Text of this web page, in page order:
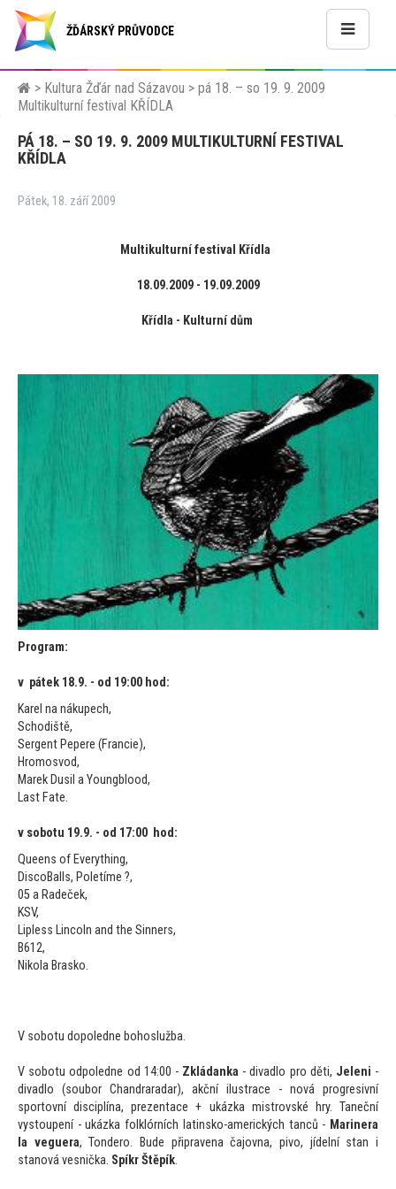
ŽĎÁRSKÝ PRŮVODCE
> Kultura Žďár nad Sázavou > pá 18. – so 19. 9. 2009
Multikulturní festival KŘÍDLA
PÁ 18. – SO 19. 9. 2009 MULTIKULTURNÍ FESTIVAL
KŘÍDLA
Pátek, 18. září 2009
Multikulturní festival Křídla
18.09.2009 - 19.09.2009
Křídla - Kulturní dům
Program:
v pátek 18.9. - od 19:00 hod:
Karel na nákupech,
Schodiště,
Sergent Pepere (Francie),
Hromosvod,
Marek Dusil a Youngblood,
Last Fate.
v sobotu 19.9. - od 17:00 hod:
Queens of Everything,
DiscoBalls, Poletíme ?,
05 a Radeček,
KSV,
Lipless Lincoln and the Sinners,
B612,
Nikola Brasko.
V sobotu dopoledne bohoslužba.
V sobotu odpoledne od 14:00 - Zkládanka - divadlo pro děti, Jeleni -
divadlo (soubor Chandraradar), akční ilustrace - nová progresivní
sportovní disciplína, prezentace + ukázka mistrovské hry. Taneční
vystoupení - ukázka folklórních latinsko-amerických tanců - Marinera
la veguera, Tondero. Bude připravena čajovna, pivo, jídelní stan i
stanová vesnička. Spíkr Štěpík.